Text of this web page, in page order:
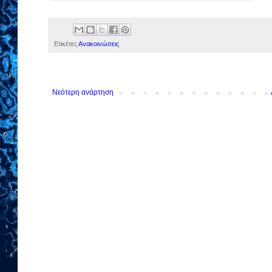
ΕτικέτεςΑνακοινώσεις
Νεότερη ανάρτηση